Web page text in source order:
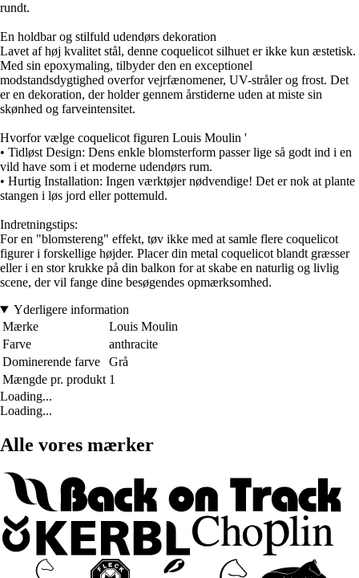
rundt.
En holdbar og stilfuld udendørs dekoration
Lavet af høj kvalitet stål, denne coquelicot silhuet er ikke kun æstetisk.
Med sin epoxymaling, tilbyder den en exceptionel
modstandsdygtighed overfor vejrfænomener, UV-stråler og frost. Det
er en dekoration, der holder gennem årstiderne uden at miste sin
skønhed og farveintensitet.
Hvorfor vælge coquelicot figuren Louis Moulin '
• Tidløst Design: Dens enkle blomsterform passer lige så godt ind i en
vild have som i et moderne udendørs rum.
• Hurtig Installation: Ingen værktøjer nødvendige! Det er nok at plante
stangen i løs jord eller pottemuld.
Indretningstips:
For en "blomstereng" effekt, tøv ikke med at samle flere coquelicot
figurer i forskellige højder. Placer din metal coquelicot blandt græsser
eller i en stor krukke på din balkon for at skabe en naturlig og livlig
scene, der vil fange dine besøgendes opmærksomhed.
Yderligere information
Mærke
Louis Moulin
Farve
anthracite
Dominerende farve
Grå
Mængde pr. produkt 1
Loading...
Loading...
Alle vores mærker